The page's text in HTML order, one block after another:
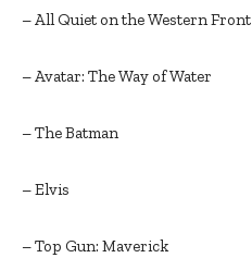
– All Quiet on the Western Front
– Avatar: The Way of Water
– The Batman
– Elvis
– Top Gun: Maverick